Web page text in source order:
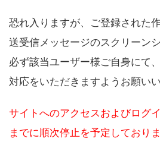
恐れ入りますが、ご登録された
送受信メッセージのスクリーン
必ず該当ユーザー様ご自身にて
対応をいただきますようお願いい
サイトへのアクセスおよびログ
までに順次停止を予定しておりま